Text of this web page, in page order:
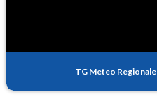
TG Meteo Regionale